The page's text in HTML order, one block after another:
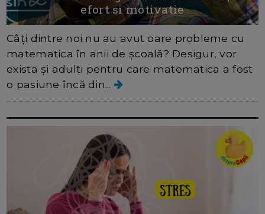
efort si motivatie
Câți dintre noi nu au avut oare probleme cu
matematica în anii de școală? Desigur, vor
exista și adulți pentru care matematica a fost
o pasiune încă din...